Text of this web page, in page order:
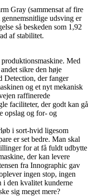
Gray (sammensat af fire
udsving er
så beskeden som 1,92
af stabilitet.
Med
sikre den høje
Detection, der fanger
og et nyt mekanisk
raffinerede
faciliteter, der godt kan gå
opslag og for- og
i sort-hvid ligesom
er set bedre. Man skal
for at få fuldt udbytte
der kan levere
fra Innographic gav
ingen stop, ingen
i den kvalitet kunderne
sig meget mere?